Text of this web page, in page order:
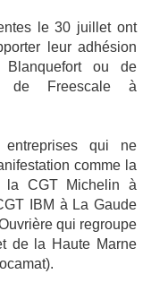
le 30 juillet ont
leur adhésion
ou de
de Freescale à
entreprises qui ne
comme la
la CGT Michelin à
IBM à La Gaude
qui regroupe
de la Haute Marne